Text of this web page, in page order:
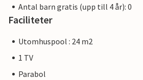
Antal barn gratis (upp till 4 år): 0
Faciliteter
Utomhuspool : 24 m2
1 TV
Parabol